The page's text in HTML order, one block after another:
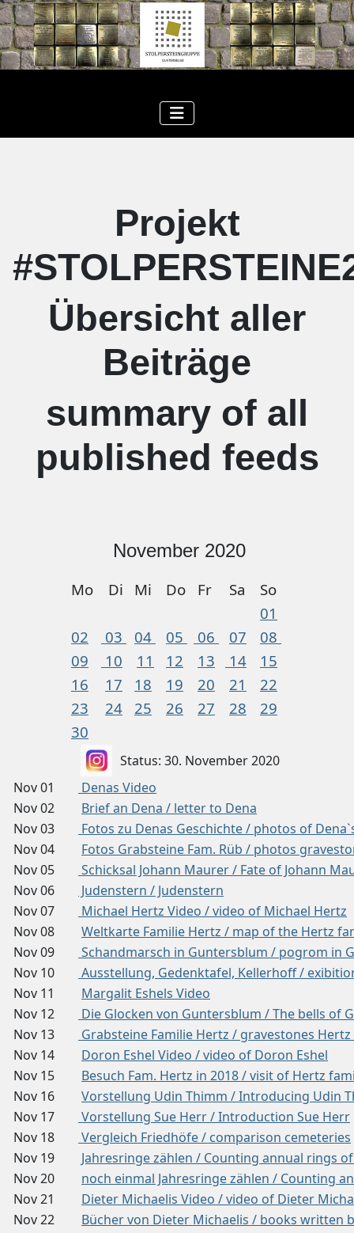
Projekt
Übersicht aller
Beiträge
summary of all
published feeds
November 2020
Mo Di Mi Do Fr Sa
So
01
02
03 04 05 06 07
08
09
10 11 12 13 14
15
16
17 18 19 20 21
22
23
24 25 26 27 28
29
30
Status: 30. November 2020
Nov 01
Denas Video
Nov 02
Brief an Dena / letter to Dena
Nov 03
Fotos zu Denas Geschichte / photos of
Nov 04
Fotos Grabsteine Fam. Rüb / photos
Nov 05
Schicksal Johann Maurer / Fate of Johann
Nov 06
Judenstern / Judenstern
Nov 07
Michael Hertz Video / video of Michael Hertz
Nov 08
Weltkarte Familie Hertz / map of the Hertz
Nov 09
Schandmarsch in Guntersblum / pogrom in
Nov 10
Ausstellung, Gedenktafel, Kellerhoff /
Nov 11
Margalit Eshels Video
Nov 12
Die Glocken von Guntersblum / The bells of
Nov 13
Grabsteine Familie Hertz / gravestones
Nov 14
Doron Eshel Video / video of Doron Eshel
Nov 15
Besuch Fam. Hertz in 2018 / visit of Hertz
Nov 16
Vorstellung Udin Thimm / Introducing Udin
Nov 17
Vorstellung Sue Herr / Introduction Sue Herr
Nov 18
Vergleich Friedhöfe / comparison cemeteries
Nov 19
Jahresringe zählen / Counting annual rings
Nov 20
noch einmal Jahresringe zählen / Counting
Nov 21
Dieter Michaelis Video / video of Dieter
Nov 22
Bücher von Dieter Michaelis / books written